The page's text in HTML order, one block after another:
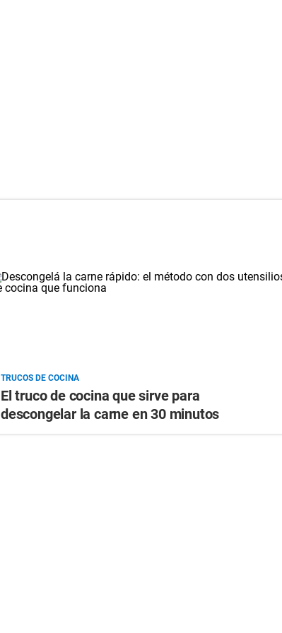
TRUCOS DE COCINA
El truco de cocina que sirve para
descongelar la carne en 30 minutos